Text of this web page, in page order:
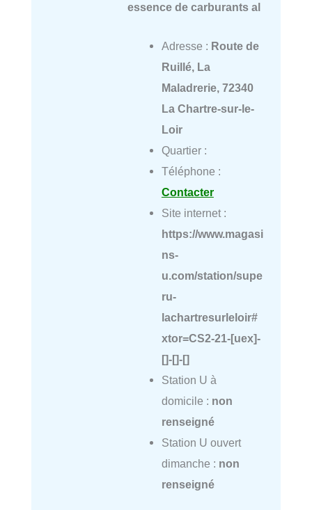
essence de carburants al
Adresse : Route de
Ruillé, La
Maladrerie, 72340
La Chartre-sur-le-
Loir
Quartier :
Téléphone :
Contacter
Site internet :
https://www.magasi
ns-
u.com/station/supe
ru-
lachartresurleloir#
xtor=CS2-21-[uex]-
[]-[]-[]
Station U à
domicile : non
renseigné
Station U ouvert
dimanche : non
renseigné